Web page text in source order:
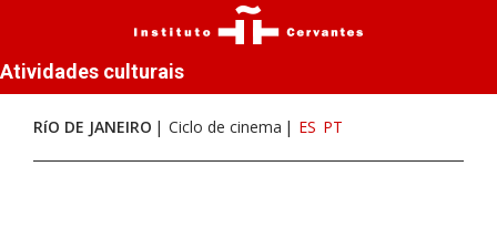
Atividades culturais
RíO DE JANEIRO Ciclo de cinema ES PT